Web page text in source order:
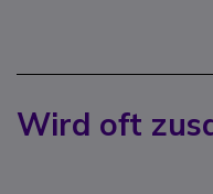
Wird oft